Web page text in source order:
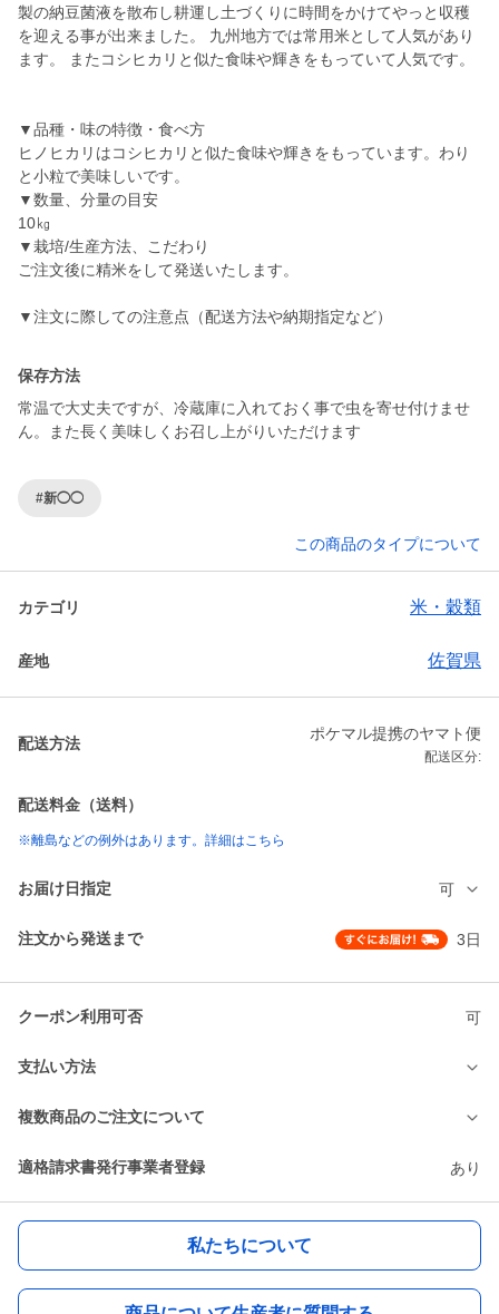
製の納豆菌液を散布し耕運し土づくりに時間をかけてやっと収穫
を迎える事が出来ました。 九州地方では常用米として人気があり
ます。 またコシヒカリと似た食味や輝きをもっていて人気です。
▼品種・味の特徴・食べ方
ヒノヒカリはコシヒカリと似た食味や輝きをもっています。わり
と小粒で美味しいです。
▼数量、分量の目安
10㎏
▼栽培/生産方法、こだわり
ご注文後に精米をして発送いたします。
▼注文に際しての注意点（配送方法や納期指定など）
保存方法
常温で大丈夫ですが、冷蔵庫に入れておく事で虫を寄せ付けませ
ん。また長く美味しくお召し上がりいただけます
#新◯◯
この商品のタイプについて
カテゴリ 米・穀類
産地 佐賀県
配送方法
ポケマル提携のヤマト便
配送区分:
配送料金（送料）
※離島などの例外はあります。詳細はこちら
お届け日指定 可
注文から発送まで 3日
クーポン利用可否 可
支払い方法
複数商品のご注文について
適格請求書発行事業者登録 あり
私たちについて